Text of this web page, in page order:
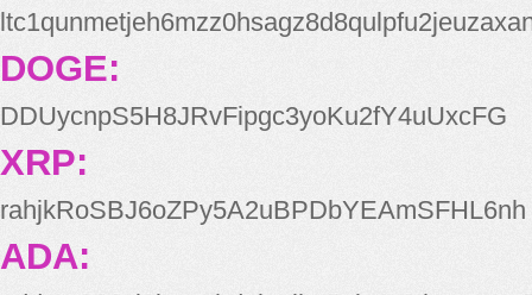
DOGE:
DDUycnpS5H8JRvFipgc3yoKu2fY4uUxcFG
XRP:
rahjkRoSBJ6oZPy5A2uBPDbYEAmSFHL6nh
ADA: